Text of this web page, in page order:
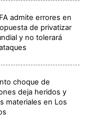
admite errores en
de privatizar
y no tolerará
choque de
deja heridos y
materiales en Los